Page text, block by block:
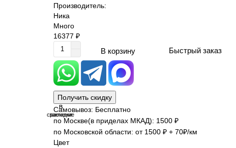
Производитель:
Ника
Много
16377 ₽
В корзину Быстрый заказ
Получить скидку
В
закладки
В
сравнение
Самовывоз: Бесплатно
по Москве(в приделах МКАД): 1500 ₽
по Московской области: от 1500 ₽ + 70₽/км
Цвет